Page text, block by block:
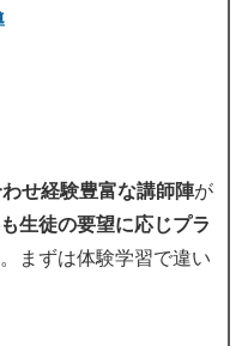
せ経験豊富な講師陣が
生徒の要望に応じプラ
まずは体験学習で違い